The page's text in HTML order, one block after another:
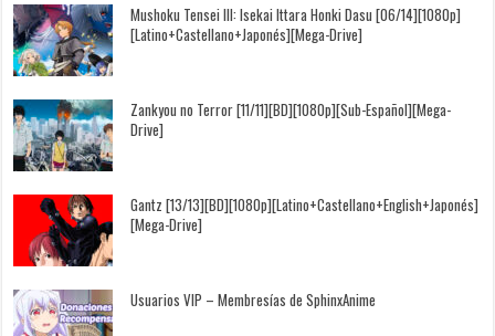
Mushoku Tensei III: Isekai Ittara Honki Dasu [06/14][1080p]
[Latino+Castellano+Japonés][Mega-Drive]
Zankyou no Terror [11/11][BD][1080p][Sub-Español][Mega-
Drive]
Gantz [13/13][BD][1080p][Latino+Castellano+English+Japonés]
[Mega-Drive]
Usuarios VIP – Membresías de SphinxAnime